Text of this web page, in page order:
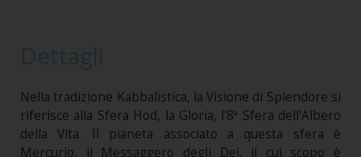
Nella tradizione Kabbalistica, la Visione di Splendore si
riferisce alla Sfera Hod, la Gloria, l'8ª Sfera dell'Albero
della Vita. Il pianeta associato a questa sfera è
Mercurio, il Messaggero degli Dei, il cui scopo è